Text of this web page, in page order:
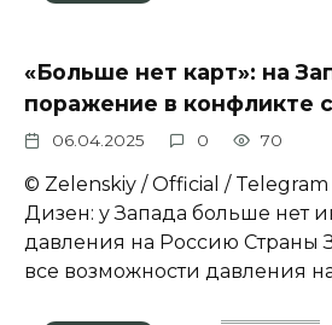
«Больше нет карт»: на
поражение в конфликте
06.04.2025 0 70
© Zеlеnskiу / Оfficiаl /
Дизен: у Запада больше нет
давления на Россию Страны
все возможности давления